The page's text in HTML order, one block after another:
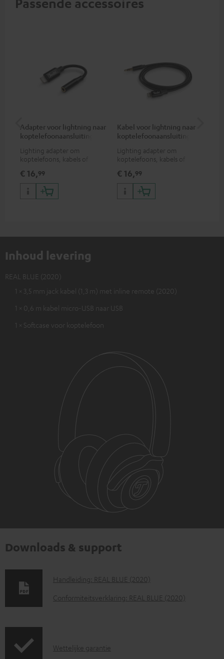
Adapter voor lightning naar
koptelefoonaansluiting
Lighting adapter om
koptelefoons, kabels of
jack plug aan te sluiten op
iPhone, iPad, iPod etc., MFI
gecertificeerd, 100%
compatibel
€ 16,99
Kabel voor lightning naar
koptelefoonaansluiting
Lighting adapter om
koptelefoons, kabels of
jack plug aan te sluiten op
iPhone, iPad, iPod etc., MFI
gecertificeerd, 100%
compatibel
€ 16,99
Inhoud levering
REAL BLUE (2020)
1 × 3,5 mm jack kabel (1,3 m) met inline remote (2020)
1 × 0,6 m kabel micro-USB naar USB
1 × Softcase voor koptelefoon
Downloads & support
D
o
o
Handleiding: REAL BLUE (2020)
Conformiteitsverklaring: REAL BLUE (2020)
G
Wettelijke garantie